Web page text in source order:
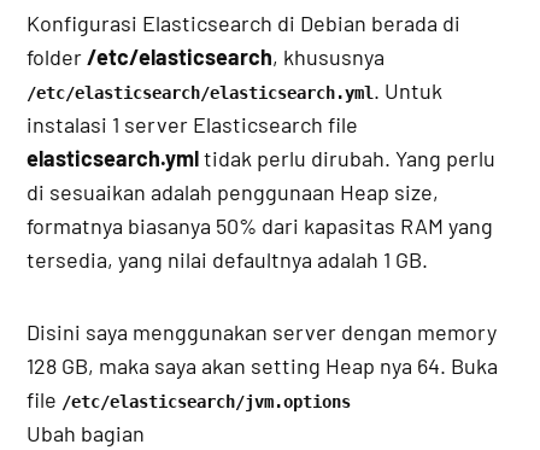
Konfigurasi Elasticsearch di Debian berada di
folder/etc/elasticsearch, khususnya
/etc/elasticsearch/elasticsearch.yml. Untuk
instalasi 1 server Elasticsearch file
elasticsearch.ymltidak perlu dirubah. Yang perlu
di sesuaikan adalah penggunaan Heap size,
formatnya biasanya 50% dari kapasitas RAM yang
tersedia, yang nilai defaultnya adalah 1 GB.
Disini saya menggunakan server dengan memory
128 GB, maka saya akan setting Heap nya 64. Buka
file /etc/elasticsearch/jvm.options
Ubah bagian